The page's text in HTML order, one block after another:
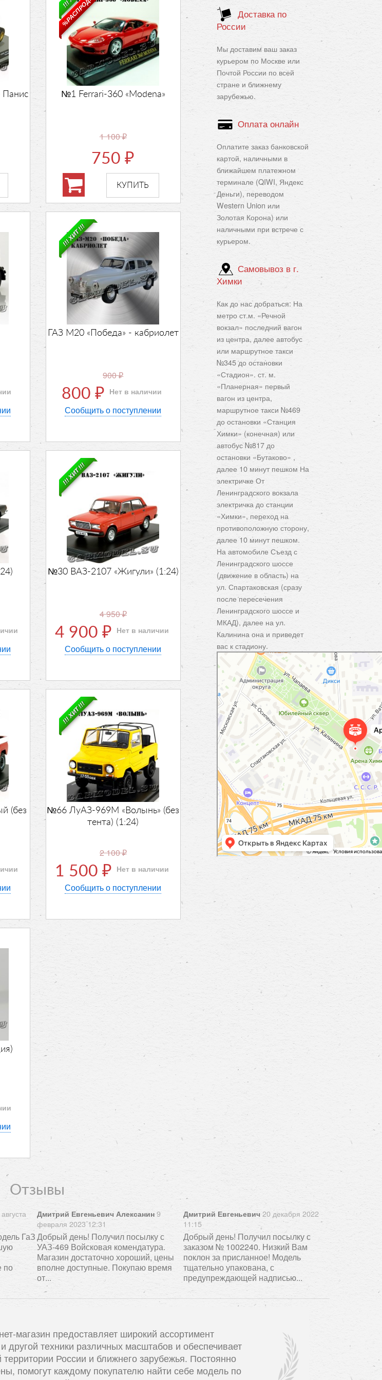
Доставка по
России
Мы доставим ваш заказ
курьером по Москве или
Почтой России по всей
стране и ближнему
зарубежью.
Оплата онлайн
Оплатите заказ банковской
картой, наличными в
ближайшем платежном
терминале (QIWI, Яндекс
Деньги), переводом
Western Union или
Золотая Корона) или
наличными при встрече с
курьером.
Самовывоз в г.
Химки
Как до нас добраться: На
метро ст.м. «Речной
вокзал» последний вагон
из центра, далее автобус
или маршрутное такси
№345 до остановки
«Стадион». ст. м.
«Планерная» первый
вагон из центра,
маршрутное такси №469
до остановки «Станция
Химки» (конечная) или
автобус №817 до
остановки «Бутаково» ,
далее 10 минут пешком На
электричке От
Ленинградского вокзала
электричка до станции
«Химки», переход на
противоположную сторону,
далее 10 минут пешком.
На автомобиле Съезд с
Ленинградского шоссе
(движение в область) на
ул. Спартаковская (сразу
после пересечения
Ленинградского шоссе и
МКАД), далее на ул.
Калинина она и приведет
вас к стадиону.
Панис
№1 Ferrari-360 «Modena»
1 100₽
750₽
!!! ХИТ !!!
ГАЗ М20 «Победа» - кабриолет
900₽
800₽ Нет в наличии
Сообщить о поступлении
!!! ХИТ !!!
№30 ВАЗ-2107 «Жигули» (1:24)
4 950₽
4 900 ₽ Нет в наличии
Сообщить о поступлении
(без
!!! ХИТ !!!
№66 ЛуАЗ-969М «Волынь» (без
тента) (1:24)
2 100₽
1 500 ₽ Нет в наличии
Сообщить о поступлении
Отзывы
ГаЗ
по
Дмитрий Евгеньевич Алексанин 9
февраля 2023 12:31
Добрый день! Получил посылку с
УАЗ-469 Войсковая комендатура.
Магазин достаточно хороший, цены
вполне доступные. Покупаю время
от...
Дмитрий Евгеньевич 20 декабря 2022
11:15
Добрый день! Получил посылку с
заказом № 1002240. Низкий Вам
поклон за присланное! Модель
тщательно упакована, с
предупреждающей надписью...
магазин предоставляет широкий ассортимент
техники различных масштабов и обеспечивает
России и ближнего зарубежья. Постоянно
помогут каждому покупателю найти себе модель по